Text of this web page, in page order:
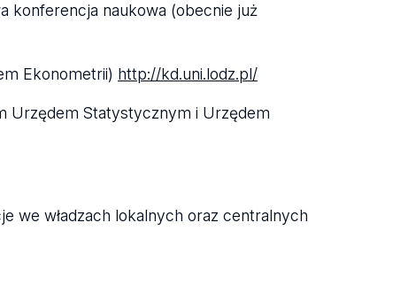
konferencja naukowa (obecnie już
Ekonometrii) http://kd.uni.lodz.pl/
Urzędem Statystycznym i Urzędem
we władzach lokalnych oraz centralnych